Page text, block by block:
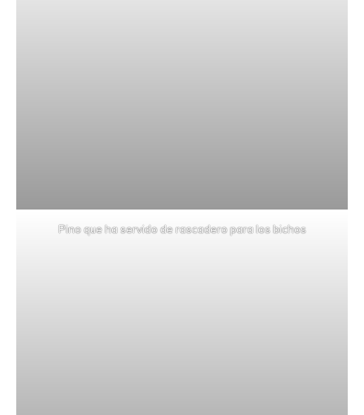
Pino que ha servido de rascadero para los bichos